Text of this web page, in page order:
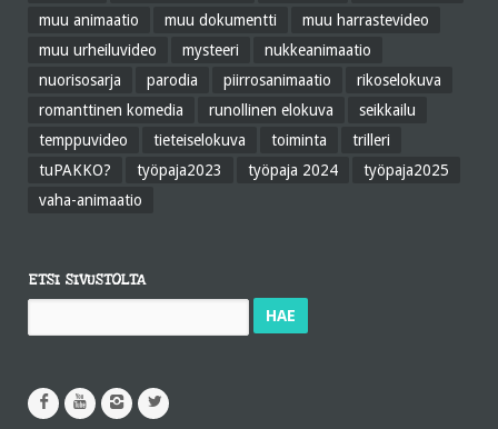
muu animaatio
muu dokumentti
muu harrastevideo
muu urheiluvideo
mysteeri
nukkeanimaatio
nuorisosarja
parodia piirrosanimaatio
rikoselokuva
romanttinen komedia
runollinen elokuva
seikkailu
temppuvideo
tieteiselokuva toiminta
trilleri
tuPAKKO?
työpaja2023 työpaja 2024
työpaja2025
vaha-animaatio
ETSI SIVUSTOLTA